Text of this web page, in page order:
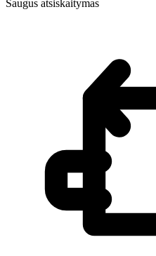
Saugus atsiskaitymas